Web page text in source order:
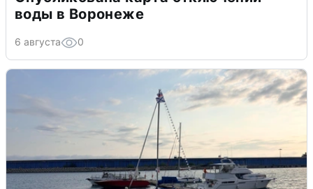
воды в Воронеже
6 августа 0